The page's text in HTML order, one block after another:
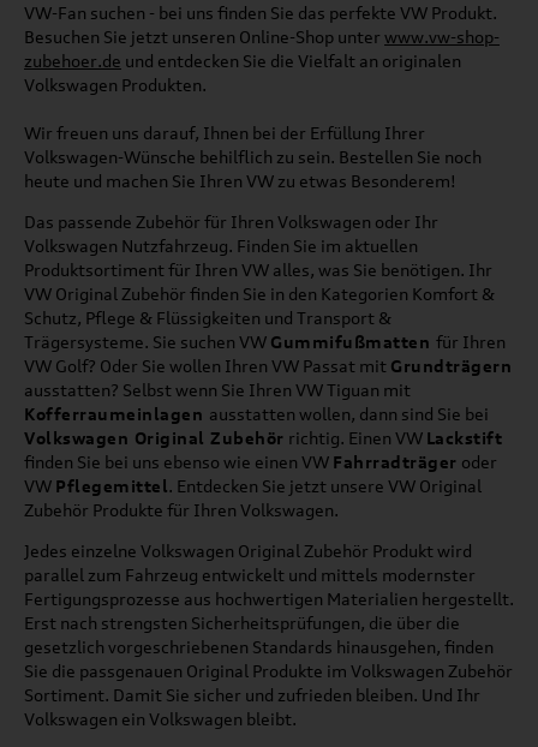
VW-Fan suchen - bei uns finden Sie das perfekte VW Produkt.
Besuchen Sie jetzt unseren Online-Shop unter www.vw-shop-
zubehoer.de und entdecken Sie die Vielfalt an originalen
Volkswagen Produkten.
Wir freuen uns darauf, Ihnen bei der Erfüllung Ihrer
Volkswagen-Wünsche behilflich zu sein. Bestellen Sie noch
heute und machen Sie Ihren VW zu etwas Besonderem!
Das passende Zubehör für Ihren Volkswagen oder Ihr
Volkswagen Nutzfahrzeug. Finden Sie im aktuellen
Produktsortiment für Ihren VW alles, was Sie benötigen. Ihr
VW Original Zubehör finden Sie in den Kategorien Komfort &
Schutz, Pflege & Flüssigkeiten und Transport &
Trägersysteme. Sie suchen VW Gummifußmatten für Ihren
VW Golf? Oder Sie wollen Ihren VW Passat mit Grundträgern
ausstatten? Selbst wenn Sie Ihren VW Tiguan mit
Kofferraumeinlagen ausstatten wollen, dann sind Sie bei
Volkswagen Original Zubehör richtig. Einen VW Lackstift
finden Sie bei uns ebenso wie einen VW Fahrradträger oder
VW Pflegemittel. Entdecken Sie jetzt unsere VW Original
Zubehör Produkte für Ihren Volkswagen.
Jedes einzelne Volkswagen Original Zubehör Produkt wird
parallel zum Fahrzeug entwickelt und mittels modernster
Fertigungsprozesse aus hochwertigen Materialien hergestellt.
Erst nach strengsten Sicherheitsprüfungen, die über die
gesetzlich vorgeschriebenen Standards hinausgehen, finden
Sie die passgenauen Original Produkte im Volkswagen Zubehör
Sortiment. Damit Sie sicher und zufrieden bleiben. Und Ihr
Volkswagen ein Volkswagen bleibt.